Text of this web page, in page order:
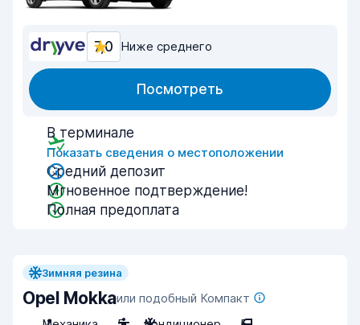
7,0 Ниже среднего
Посмотреть
В терминале
Показать сведения о местоположении
Средний депозит
Мгновенное подтверждение!
Полная предоплата
Зимняя резина
Opel Mokkaили подобный Компакт